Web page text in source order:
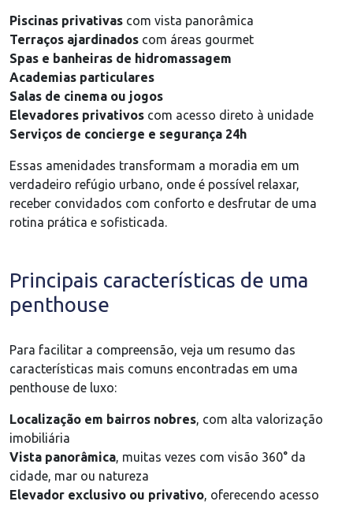
Piscinas privativas com vista panorâmica
Terraços ajardinados com áreas gourmet
Spas e banheiras de hidromassagem
Academias particulares
Salas de cinema ou jogos
Elevadores privativos com acesso direto à unidade
Serviços de concierge e segurança 24h
Essas amenidades transformam a moradia em um
verdadeiro refúgio urbano, onde é possível relaxar,
receber convidados com conforto e desfrutar de uma
rotina prática e sofisticada.
Principais características de uma
penthouse
Para facilitar a compreensão, veja um resumo das
características mais comuns encontradas em uma
penthouse de luxo:
Localização em bairros nobres, com alta valorização
imobiliária
Vista panorâmica, muitas vezes com visão 360° da
cidade, mar ou natureza
Elevador exclusivo ou privativo, oferecendo acesso